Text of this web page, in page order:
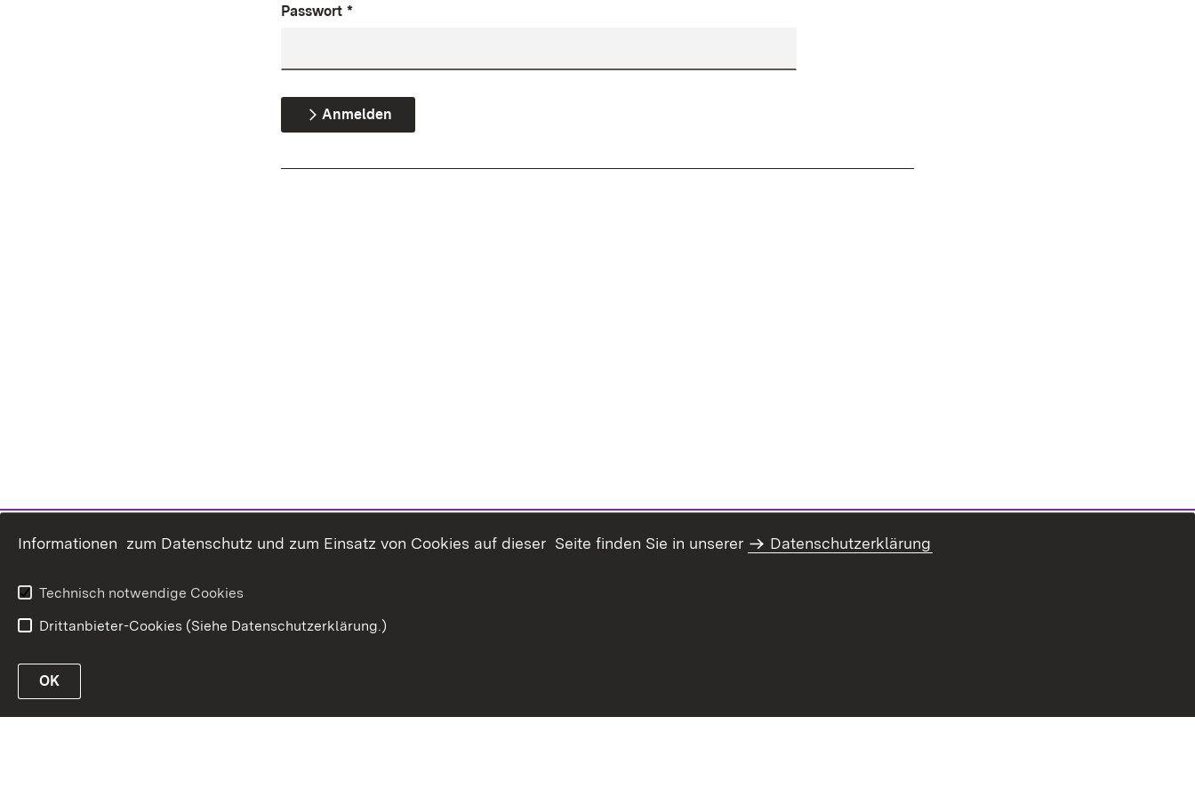
Passwort *
Anmelden
Informationen zum Datenschutz und zum Einsatz von Cookies auf dieser Seite finden Sie in unserer Datenschutzerklärung
Technisch notwendige Cookies
Drittanbieter-Cookies (Siehe Datenschutzerklärung.)
OK